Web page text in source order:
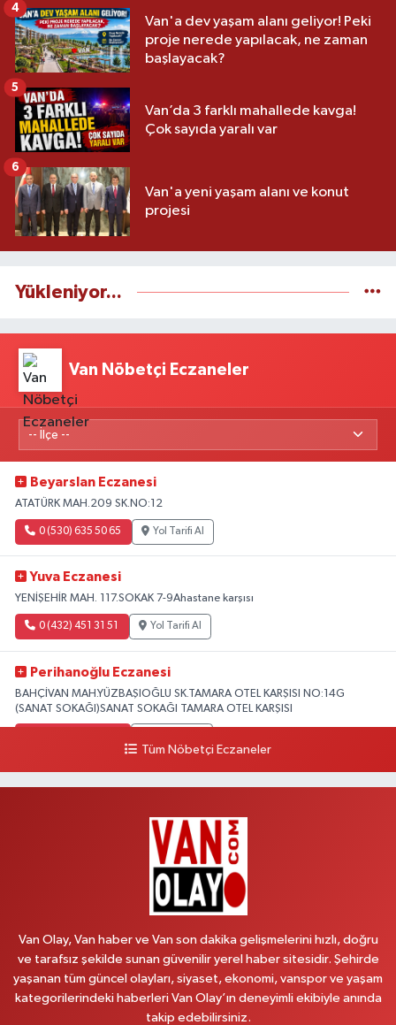
Van'a dev yaşam alanı geliyor! Peki
proje nerede yapılacak, ne zaman
başlayacak?
4
Van’da 3 farklı mahallede kavga!
Çok sayıda yaralı var
5
Van'a yeni yaşam alanı ve konut
projesi
6
Yükleniyor...
Van Nöbetçi Eczaneler
Beyarslan Eczanesi
ATATÜRK MAH.209 SK.NO:12
0 (530) 635 50 65 Yol Tarifi Al
Yuva Eczanesi
YENİŞEHİR MAH. 117.SOKAK 7-9Ahastane karşısı
0 (432) 451 31 51 Yol Tarifi Al
Perihanoğlu Eczanesi
BAHÇİVAN MAH.YÜZBAŞIOĞLU SK.TAMARA OTEL KARŞISI NO:14G
(SANAT SOKAĞI)SANAT SOKAĞI TAMARA OTEL KARŞISI
Yol Tarifi Al
BEYAZIT MAH.ZEYLAN CADDESİ OKYANUS GİYİM YANI NO:1
Afşar Eczanesi
Kazım Karabekir cad.Eski Araştırma Hastanesi karşısı (kent park karşısı )
Tüm Nöbetçi Eczaneler
Van Olay, Van haber ve Van son dakika gelişmelerini hızlı, doğru
ve tarafsız şekilde sunan güvenilir yerel haber sitesidir. Şehirde
yaşanan tüm güncel olayları, siyaset, ekonomi, vanspor ve yaşam
kategorilerindeki haberleri Van Olay’ın deneyimli ekibiyle anında
takip edebilirsiniz.